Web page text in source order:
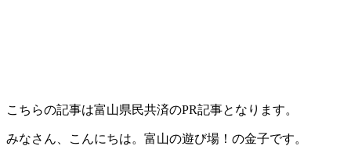
こちらの記事は富山県民共済のPR記事となります。
みなさん、こんにちは。富山の遊び場！の金子です。